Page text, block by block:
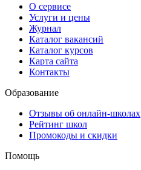
О сервисе
Услуги и цены
Журнал
Каталог вакансий
Каталог курсов
Карта сайта
Контакты
Образование
Отзывы об онлайн-школах
Рейтинг школ
Промокоды и скидки
Помощь